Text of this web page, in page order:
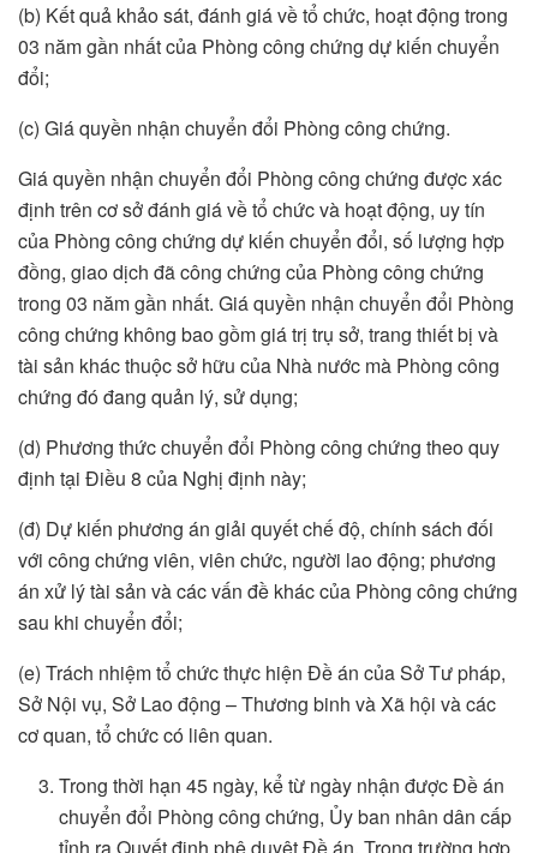
(b) Kết quả khảo sát, đánh giá về tổ chức, hoạt động trong
03 năm gần nhất của Phòng công chứng dự kiến chuyển
đổi;
(c) Giá quyền nhận chuyển đổi Phòng công chứng.
Giá quyền nhận chuyển đổi Phòng công chứng được xác
định trên cơ sở đánh giá về tổ chức và hoạt động, uy tín
của Phòng công chứng dự kiến chuyển đổi, số lượng hợp
đồng, giao dịch đã công chứng của Phòng công chứng
trong 03 năm gần nhất. Giá quyền nhận chuyển đổi Phòng
công chứng không bao gồm giá trị trụ sở, trang thiết bị và
tài sản khác thuộc sở hữu của Nhà nước mà Phòng công
chứng đó đang quản lý, sử dụng;
(d) Phương thức chuyển đổi Phòng công chứng theo quy
định tại Điều 8 của Nghị định này;
(đ) Dự kiến phương án giải quyết chế độ, chính sách đối
với công chứng viên, viên chức, người lao động; phương
án xử lý tài sản và các vấn đề khác của Phòng công chứng
sau khi chuyển đổi;
(e) Trách nhiệm tổ chức thực hiện Đề án của Sở Tư pháp,
Sở Nội vụ, Sở Lao động – Thương binh và Xã hội và các
cơ quan, tổ chức có liên quan.
Trong thời hạn 45 ngày, kể từ ngày nhận được Đề án
chuyển đổi Phòng công chứng, Ủy ban nhân dân cấp